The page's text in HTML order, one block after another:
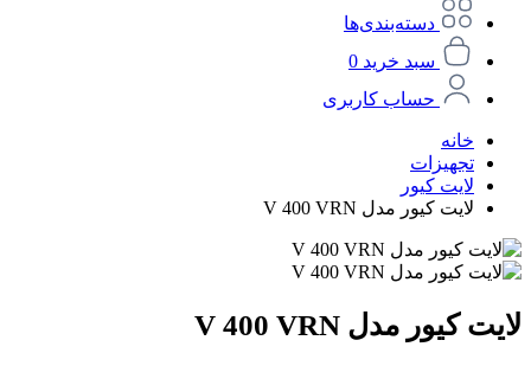
دسته‌بندی‌ها
سبد خرید 0
حساب کاربری
خانه
تجهیزات
لایت کیور
لایت کیور مدل V 400 VRN
لایت کیور مدل V 400 VRN